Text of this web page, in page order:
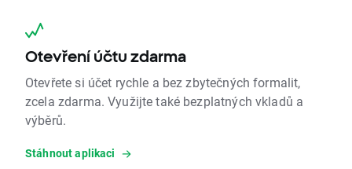
Otevření účtu zdarma
Otevřete si účet rychle a bez zbytečných formalit,
zcela zdarma. Využijte také bezplatných vkladů a
výběrů.
Stáhnout aplikaci